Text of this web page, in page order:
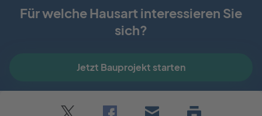
Aktualisiert am 29. Februar 2024
Für welche Hausart interessieren Sie
sich?
Jetzt Bauprojekt starten